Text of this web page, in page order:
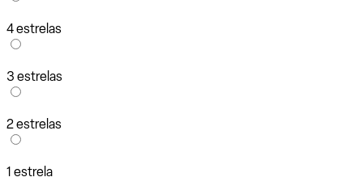
4 estrelas
3 estrelas
2 estrelas
1 estrela